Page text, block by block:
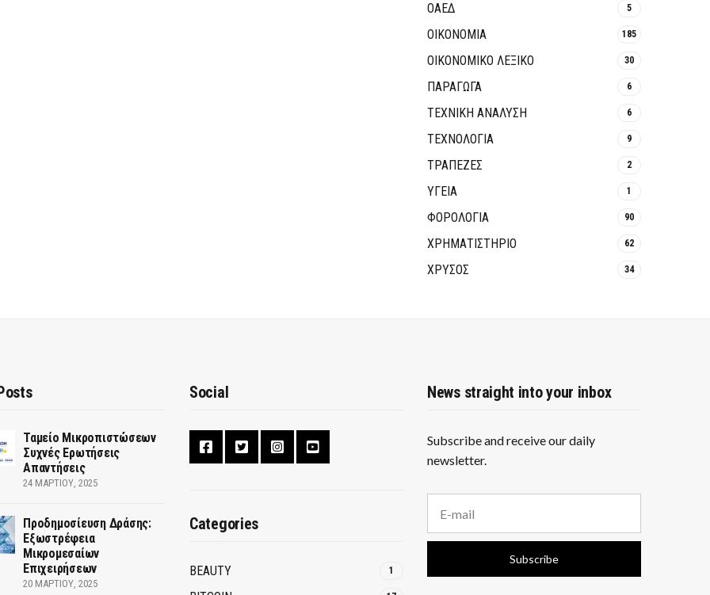
ΟΑΕΔ 5
ΟΙΚΟΝΟΜΙΑ 185
ΟΙΚΟΝΟΜΙΚΟ ΛΕΞΙΚΟ 30
ΠΑΡΑΓΩΓΑ 6
ΤΕΧΝΙΚΗ ΑΝΑΛΥΣΗ 6
ΤΕΧΝΟΛΟΓΙΑ 9
ΤΡΆΠΕΖΕΣ 2
ΥΓΕΙΑ 1
ΦΟΡΟΛΟΓΙΑ 90
ΧΡΗΜΑΤΙΣΤΗΡΙΟ 62
ΧΡΥΣΟΣ 34
Ταμείο Μικροπιστώσεων
Συχνές Ερωτήσεις
Απαντήσεις
24 ΜΑΡΤΊΟΥ, 2025
Προδημοσίευση Δράσης:
Εξωστρέφεια
Μικρομεσαίων
Επιχειρήσεων
20 ΜΑΡΤΊΟΥ, 2025
Social
Categories
BEAUTY 1
News straight into your inbox
Subscribe and receive our daily
newsletter.
a
i
a
Subscribe